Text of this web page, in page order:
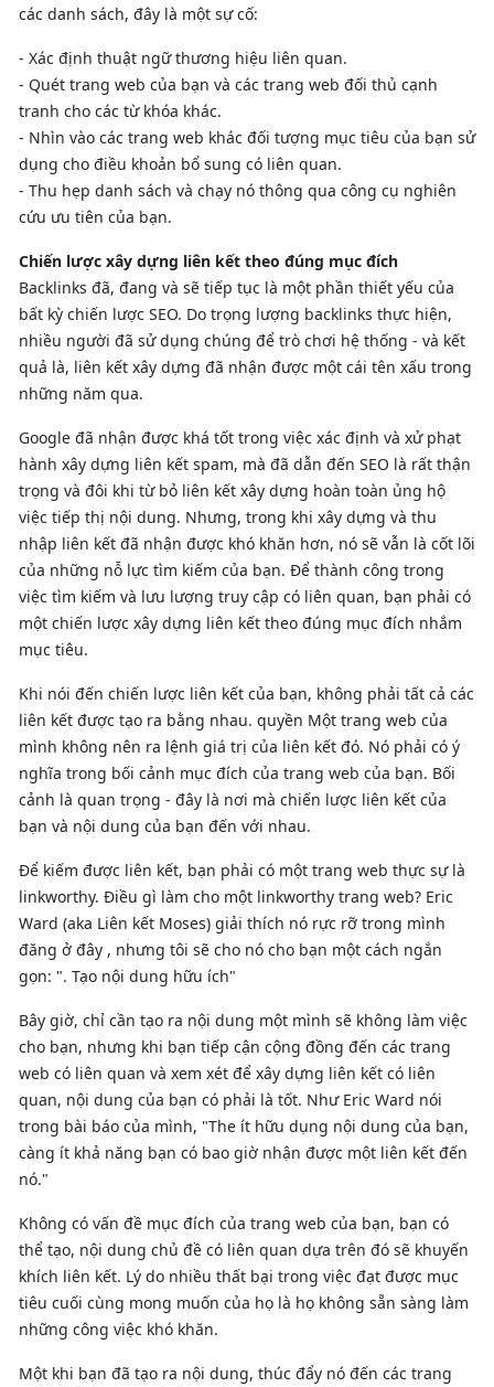
các danh sách, đây là một sự cố:
- Xác định thuật ngữ thương hiệu liên quan.
- Quét trang web của bạn và các trang web đối thủ cạnh
tranh cho các từ khóa khác.
- Nhìn vào các trang web khác đối tượng mục tiêu của bạn sử
dụng cho điều khoản bổ sung có liên quan.
- Thu hẹp danh sách và chạy nó thông qua công cụ nghiên
cứu ưu tiên của bạn.
Chiến lược xây dựng liên kết theo đúng mục đích
Backlinks đã, đang và sẽ tiếp tục là một phần thiết yếu của
bất kỳ chiến lược SEO. Do trọng lượng backlinks thực hiện,
nhiều người đã sử dụng chúng để trò chơi hệ thống - và kết
quả là, liên kết xây dựng đã nhận được một cái tên xấu trong
những năm qua.
Google đã nhận được khá tốt trong việc xác định và xử phạt
hành xây dựng liên kết spam, mà đã dẫn đến SEO là rất thận
trọng và đôi khi từ bỏ liên kết xây dựng hoàn toàn ủng hộ
việc tiếp thị nội dung. Nhưng, trong khi xây dựng và thu
nhập liên kết đã nhận được khó khăn hơn, nó sẽ vẫn là cốt lõi
của những nỗ lực tìm kiếm của bạn. Để thành công trong
việc tìm kiếm và lưu lượng truy cập có liên quan, bạn phải có
một chiến lược xây dựng liên kết theo đúng mục đích nhắm
mục tiêu.
Khi nói đến chiến lược liên kết của bạn, không phải tất cả các
liên kết được tạo ra bằng nhau. quyền Một trang web của
mình không nên ra lệnh giá trị của liên kết đó. Nó phải có ý
nghĩa trong bối cảnh mục đích của trang web của bạn. Bối
cảnh là quan trọng - đây là nơi mà chiến lược liên kết của
bạn và nội dung của bạn đến với nhau.
Để kiếm được liên kết, bạn phải có một trang web thực sự là
linkworthy. Điều gì làm cho một linkworthy trang web? Eric
Ward (aka Liên kết Moses) giải thích nó rực rỡ trong mình
đăng ở đây , nhưng tôi sẽ cho nó cho bạn một cách ngắn
gọn: ". Tạo nội dung hữu ích"
Bây giờ, chỉ cần tạo ra nội dung một mình sẽ không làm việc
cho bạn, nhưng khi bạn tiếp cận cộng đồng đến các trang
web có liên quan và xem xét để xây dựng liên kết có liên
quan, nội dung của bạn có phải là tốt. Như Eric Ward nói
trong bài báo của mình, "The ít hữu dụng nội dung của bạn,
càng ít khả năng bạn có bao giờ nhận được một liên kết đến
nó."
Không có vấn đề mục đích của trang web của bạn, bạn có
thể tạo, nội dung chủ đề có liên quan dựa trên đó sẽ khuyến
khích liên kết. Lý do nhiều thất bại trong việc đạt được mục
tiêu cuối cùng mong muốn của họ là họ không sẵn sàng làm
những công việc khó khăn.
Một khi bạn đã tạo ra nội dung, thúc đẩy nó đến các trang